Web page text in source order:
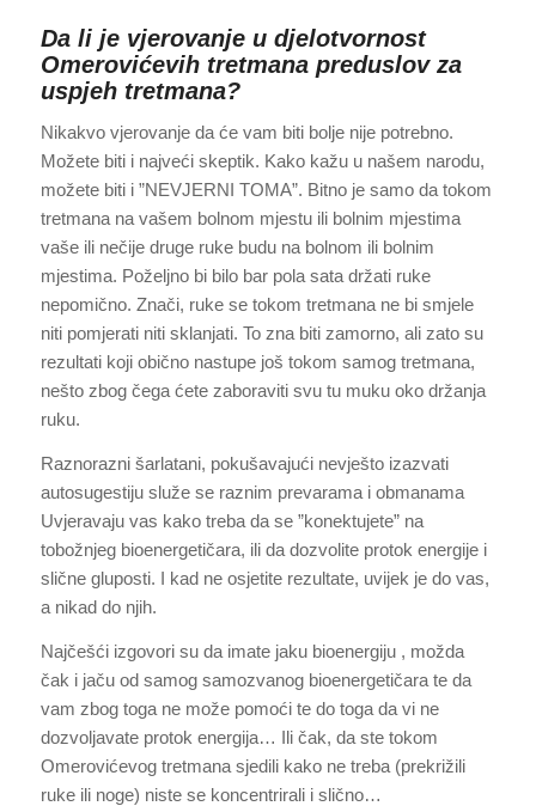
Da li je vjerovanje u djelotvornost
Omerovićevih tretmana preduslov za
uspjeh tretmana?
Nikakvo vjerovanje da će vam biti bolje nije potrebno.
Možete biti i najveći skeptik. Kako kažu u našem narodu,
možete biti i ”NEVJERNI TOMA”. Bitno je samo da tokom
tretmana na vašem bolnom mjestu ili bolnim mjestima
vaše ili nečije druge ruke budu na bolnom ili bolnim
mjestima. Poželjno bi bilo bar pola sata držati ruke
nepomično. Znači, ruke se tokom tretmana ne bi smjele
niti pomjerati niti sklanjati. To zna biti zamorno, ali zato su
rezultati koji obično nastupe još tokom samog tretmana,
nešto zbog čega ćete zaboraviti svu tu muku oko držanja
ruku.
Raznorazni šarlatani, pokušavajući nevješto izazvati
autosugestiju služe se raznim prevarama i obmanama
Uvjeravaju vas kako treba da se ”konektujete” na
tobožnjeg bioenergetičara, ili da dozvolite protok energije i
slične gluposti. I kad ne osjetite rezultate, uvijek je do vas,
a nikad do njih.
Najčešći izgovori su da imate jaku bioenergiju , možda
čak i jaču od samog samozvanog bioenergetičara te da
vam zbog toga ne može pomoći te do toga da vi ne
dozvoljavate protok energija… Ili čak, da ste tokom
Omerovićevog tretmana sjedili kako ne treba (prekrižili
ruke ili noge) niste se koncentrirali i slično…